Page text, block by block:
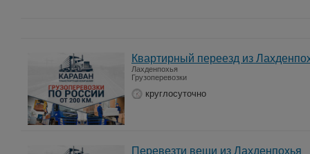
Квартирный переезд из
Лахденпохья
Грузоперевозки
круглосуточно
Перевезти вещи из Лахденпохья